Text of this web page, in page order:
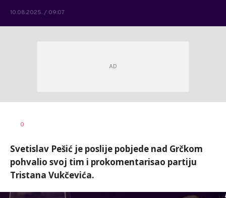
10.08.2025. / 09:07
AUTOR
0
Svetislav Pešić je poslije pobjede nad Grčkom
pohvalio svoj tim i prokomentarisao partiju
Tristana Vukčevića.